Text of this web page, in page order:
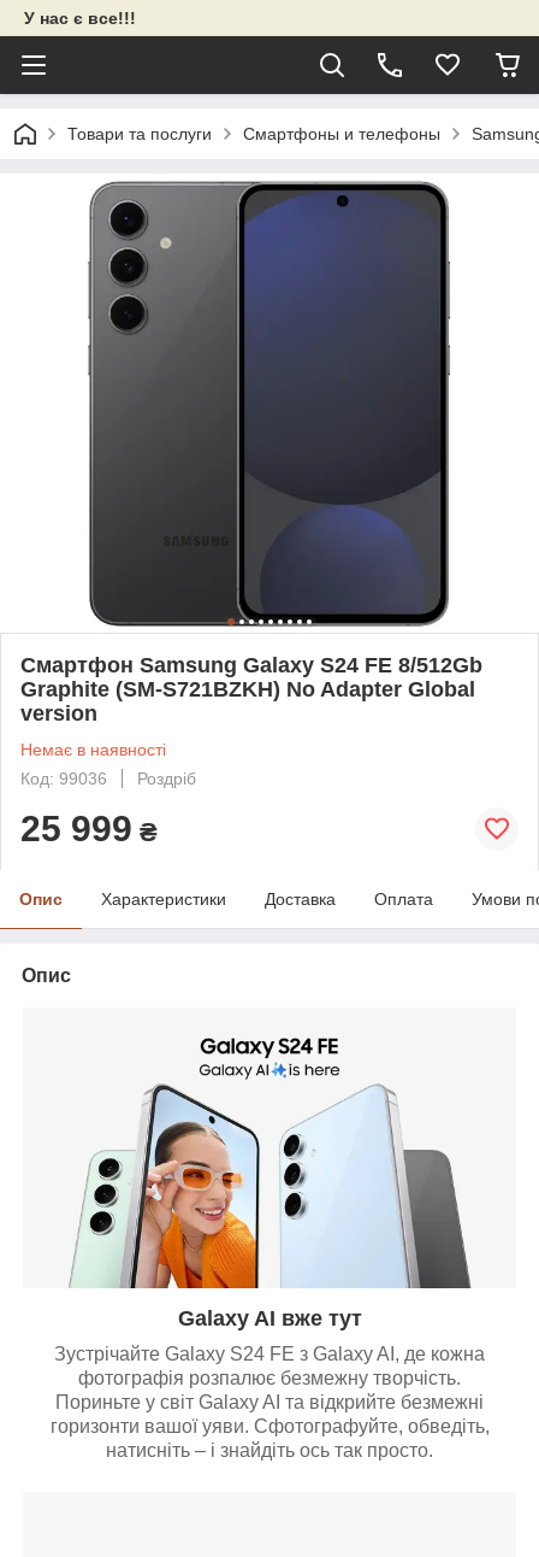
У нас є все!!!
Товари та послуги Смартфоны и телефоны
Смартфон Samsung Galaxy S24 FE 8/512Gb
Graphite (SM-S721BZKH) No Adapter Global
version
Немає в наявності
Код: 99036
Роздріб
25 999 ₴
Опис Характеристики Доставка Оплата Умови
Опис
Galaxy AI вже тут
Зустрічайте Galaxy S24 FE з Galaxy AI, де кожна
фотографія розпалює безмежну творчість.
Пориньте у світ Galaxy AI та відкрийте безмежні
горизонти вашої уяви. Сфотографуйте, обведіть,
натисніть – і знайдіть ось так просто.